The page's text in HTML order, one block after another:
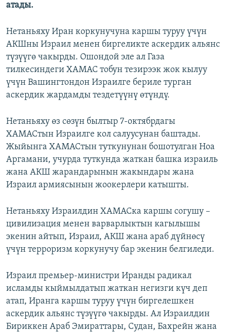
атады.
Нетаньяху Иран коркунучуна каршы туруу үчүн
АКШны Израил менен биргеликте аскердик альянс
түзүүгө чакырды. Ошондой эле ал Газа
тилкесиндеги ХАМАС тобун тезирээк жок кылуу
үчүн Вашингтондон Израилге бериле турган
аскердик жардамды тездетүүнү өтүндү.
Нетаньяху өз сөзүн былтыр 7-октябрдагы
ХАМАСтын Израилге кол салуусунан баштады.
Жыйынга ХАМАСтын туткунунан бошотулган Ноа
Аргамани, учурда туткунда жаткан башка израиль
жана АКШ жарандарынын жакындары жана
Израил армиясынын жоокерлери катышты.
Нетаньяху Израилдин ХАМАСка каршы согушу –
цивилизация менен варварлыктын кагылышы
экенин айтып, Израил, АКШ жана араб дүйнөсү
үчүн терроризм коркунучу бар экенин белгиледи.
Израил премьер-министри Иранды радикал
исламды кыймылдатып жаткан негизги күч деп
атап, Иранга каршы туруу үчүн биргелешкен
аскердик альянс түзүүгө чакырды. Ал Израилдин
Бириккен Араб Эмираттары, Судан, Бахрейн жана